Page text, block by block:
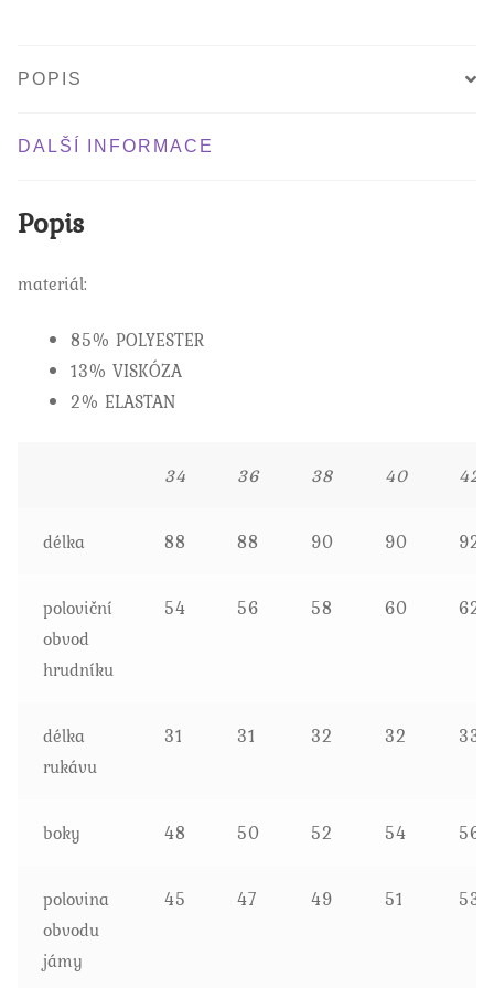
POPIS
DALŠÍ INFORMACE
Popis
materiál:
85% POLYESTER
13% VISKÓZA
2% ELASTAN
34 36 38 40 42
délka 88 88 90 90 92
poloviční
obvod
hrudníku
54 56 58 60 62
délka
rukávu
31 31 32 32 33
boky 48 50 52 54 56
polovina
obvodu
jámy
45 47 49 51 53